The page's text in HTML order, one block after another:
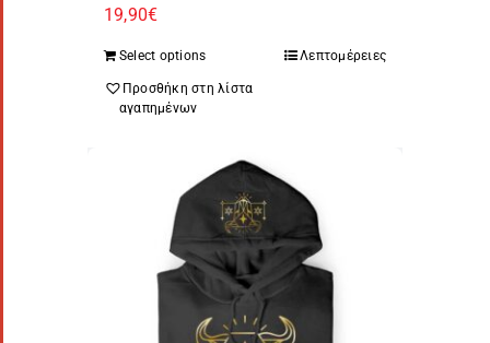
19,90€
Select options Λεπτομέρειες
Προσθήκη στη λίστα
αγαπημένων